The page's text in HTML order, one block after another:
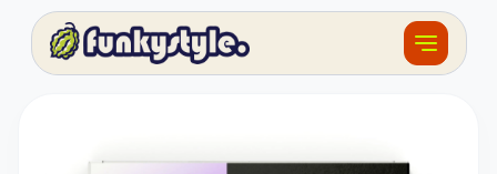
Khóa học